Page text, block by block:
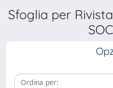
Sfoglia per
Ordina per: